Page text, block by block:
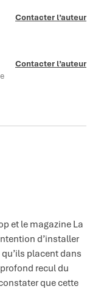
Contacter l’auteur
Contacter l’auteur
et le magazine La
d’installer
placent dans
recul du
que cette